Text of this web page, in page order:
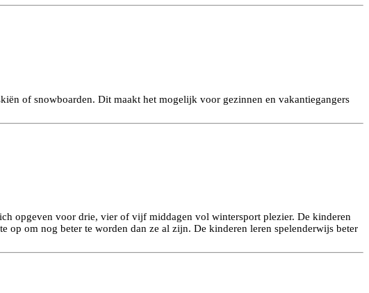
of snowboarden. Dit maakt het mogelijk voor gezinnen en vakantiegangers
opgeven voor drie, vier of vijf middagen vol wintersport plezier. De kinderen
op om nog beter te worden dan ze al zijn. De kinderen leren spelenderwijs beter